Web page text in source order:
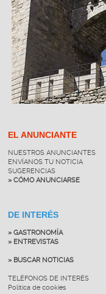
EL ANUNCIANTE
NUESTROS ANUNCIANTES
ENVÍANOS TU NOTICIA
SUGERENCIAS
» CÓMO ANUNCIARSE
DE INTERÉS
» GASTRONOMÍA
» ENTREVISTAS
» BUSCAR NOTICIAS
TELÉFONOS DE INTERÉS
Política de cookies